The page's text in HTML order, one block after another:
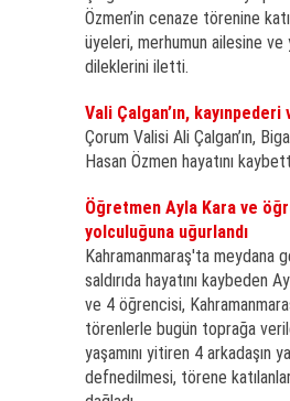
Özmen’in cenaze törenine
üyeleri, merhumun ailesine ve
dileklerini iletti.
Vali Çalgan’ın,
Çorum Valisi Ali Çalgan’ın,
Hasan Özmen hayatını
Öğretmen Ayla Kara ve
yolculuğuna uğurlandı
Kahramanmaraş'ta meydana
saldırıda hayatını kaybeden
ve 4 öğrencisi,
törenlerle bugün toprağa
yaşamını yitiren 4 arkadaşın
defnedilmesi, törene